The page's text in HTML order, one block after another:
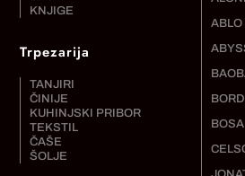
KNJIGE
Trpezarija
TANJIRI
ČINIJE
KUHINJSKI PRIBOR
TEKSTIL
ČAŠE
ŠOLJE
ABLO
BOSA